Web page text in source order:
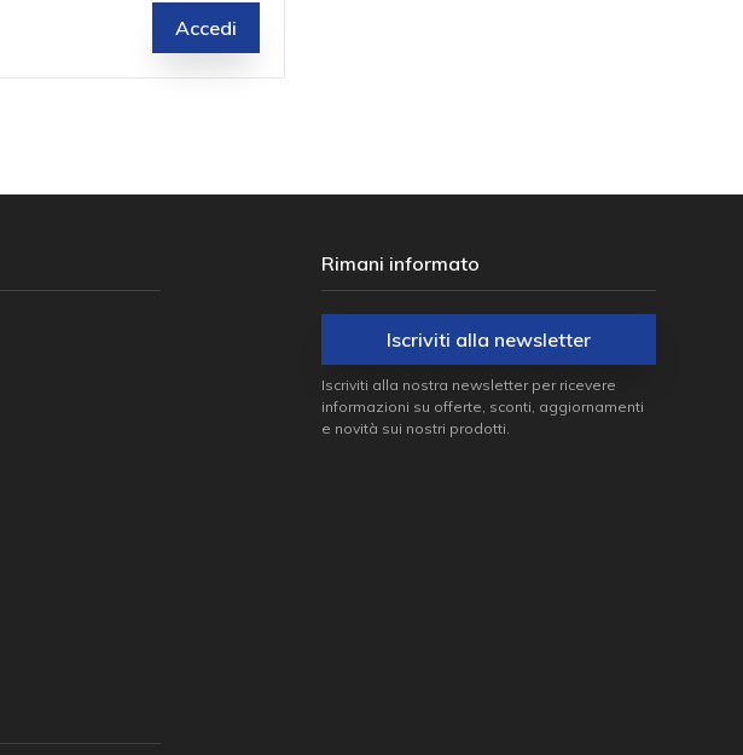
Accedi
Rimani informato
Iscriviti alla newsletter
Iscriviti alla nostra newsletter per ricevere
informazioni su offerte, sconti, aggiornamenti
e novità sui nostri prodotti.